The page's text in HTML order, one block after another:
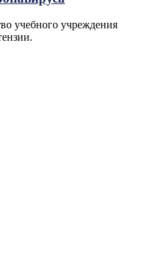
учебного учреждения